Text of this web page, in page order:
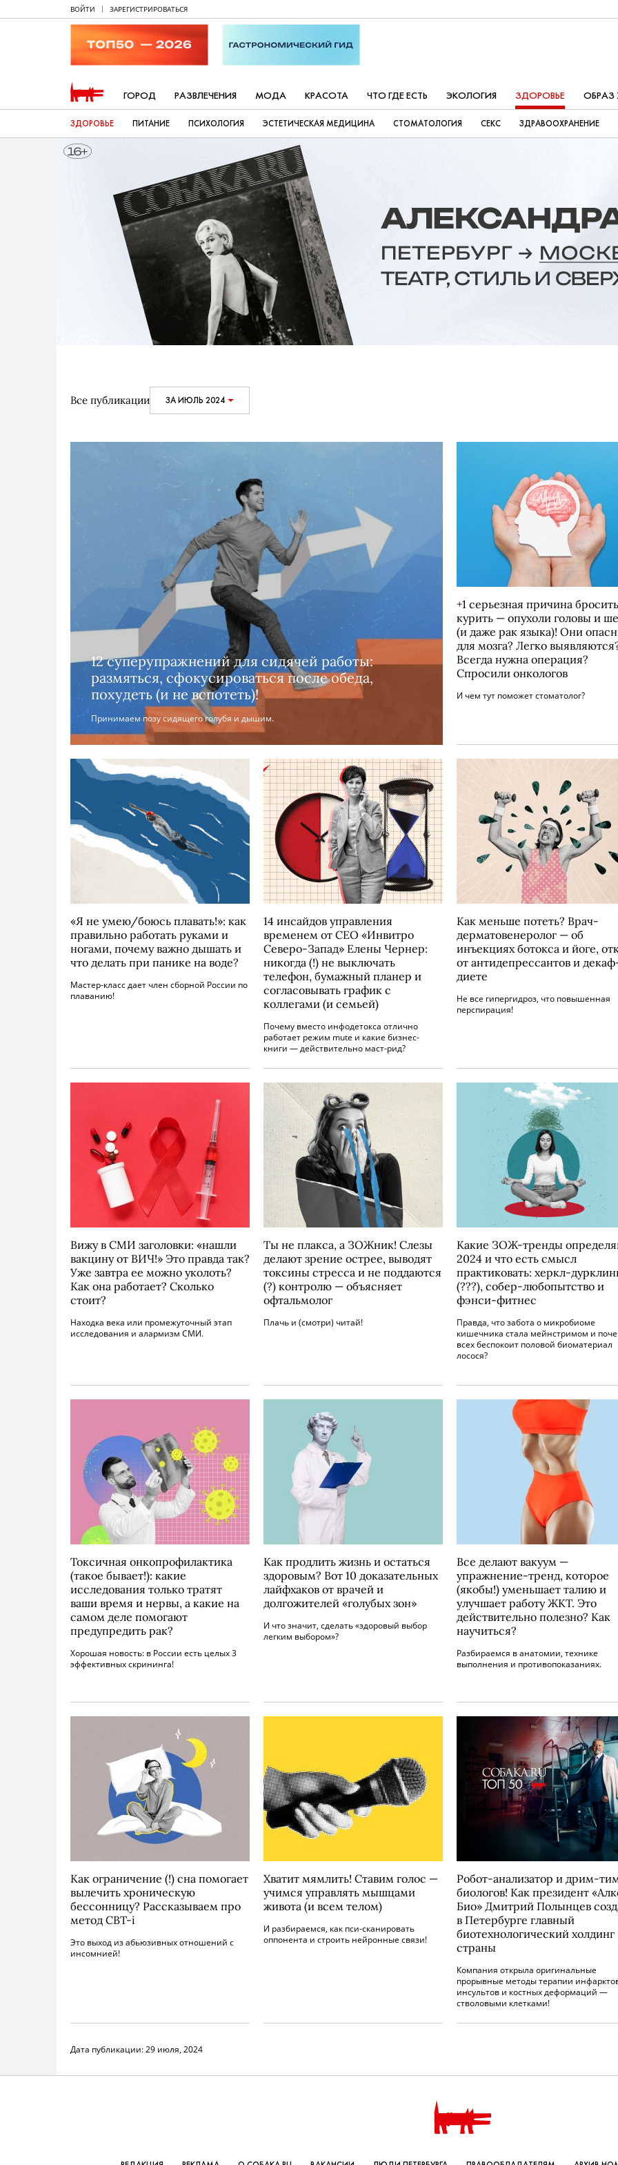
ВОЙТИ ЗАРЕГИСТРИРОВАТЬСЯ
ГОРОД РАЗВЛЕЧЕНИЯ МОДА КРАСОТА ЧТО ГДЕ ЕСТЬ ЭКОЛОГИЯ ЗДОРОВЬЕ
ЗДОРОВЬЕ ПИТАНИЕ ПСИХОЛОГИЯ ЭСТЕТИЧЕСКАЯ МЕДИЦИНА СТОМАТОЛОГИЯ СЕКС ЗДРАВООХРАНЕНИЕ
Все публикации ЗА ИЮЛЬ 2024
12 суперупражнений для сидячей работы:
размяться, сфокусироваться после обеда,
похудеть (и не вспотеть)!
Принимаем позу сидящего голубя и дышим.
+1 серьезная причина бросить
курить — опухоли головы и
(и даже рак языка)! Они
для мозга? Легко
Всегда нужна операция?
Спросили онкологов
И чем тут поможет стоматолог?
«Я не умею/боюсь плавать!»: как
правильно работать руками и
ногами, почему важно дышать и
что делать при панике на воде?
Мастер-класс дает член сборной России по
плаванию!
14 инсайдов управления
временем от CEO «Инвитро
Северо-Запад» Елены Чернер:
никогда (!) не выключать
телефон, бумажный планер и
согласовывать график с
коллегами (и семьей)
Почему вместо инфодетокса отлично
работает режим mute и какие бизнес-
книги — действительно маст-рид?
Как меньше потеть? Врач-
дерматовенеролог — об
инъекциях ботокса и йоге,
от антидепрессантов и
диете
Не все гипергидроз, что повышенная
перспирация!
Вижу в СМИ заголовки: «нашли
вакцину от ВИЧ!» Это правда так?
Уже завтра ее можно уколоть?
Как она работает? Сколько
стоит?
Находка века или промежуточный этап
исследования и алармизм СМИ.
Ты не плакса, а ЗОЖник! Слезы
делают зрение острее, выводят
токсины стресса и не поддаются
(?) контролю — объясняет
офтальмолог
Плачь и (смотри) читай!
Какие ЗОЖ-тренды
2024 и что есть смысл
практиковать: херкл-
(???), собер-любопытство и
фэнси-фитнес
Правда, что забота о микробиоме
кишечника стала мейнстримом и
всех беспокоит половой биоматериал
лосося?
Токсичная онкопрофилактика
(такое бывает!): какие
исследования только тратят
ваши время и нервы, а какие на
самом деле помогают
предупредить рак?
Хорошая новость: в России есть целых 3
эффективных скрининга!
Как продлить жизнь и остаться
здоровым? Вот 10 доказательных
лайфхаков от врачей и
долгожителей «голубых зон»
И что значит, сделать «здоровый выбор
легким выбором»?
Все делают вакуум —
упражнение-тренд, которое
(якобы!) уменьшает талию и
улучшает работу ЖКТ. Это
действительно полезно? Как
научиться?
Разбираемся в анатомии, технике
выполнения и противопоказаниях.
Как ограничение (!) сна помогает
вылечить хроническую
бессонницу? Рассказываем про
метод CBT-i
Это выход из абьюзивных отношений с
инсомнией!
Хватит мямлить! Ставим голос —
учимся управлять мышцами
живота (и всем телом)
И разбираемся, как пси-сканировать
оппонента и строить нейронные связи!
Робот-анализатор и дрим-
биологов! Как президент
Био» Дмитрий Полынцев
в Петербурге главный
биотехнологический холдинг
страны
Компания открыла оригинальные
прорывные методы терапии
инсультов и костных деформаций —
стволовыми клетками!
Дата публикации:29 июля, 2024